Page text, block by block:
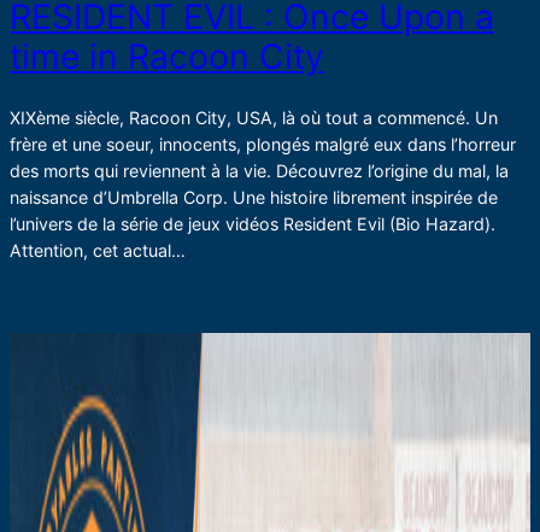
RESIDENT EVIL : Once Upon a
time in Racoon City
XIXème siècle, Racoon City, USA, là où tout a commencé. Un
frère et une soeur, innocents, plongés malgré eux dans l’horreur
des morts qui reviennent à la vie. Découvrez l’origine du mal, la
naissance d’Umbrella Corp. Une histoire librement inspirée de
l’univers de la série de jeux vidéos Resident Evil (Bio Hazard).
Attention, cet actual…